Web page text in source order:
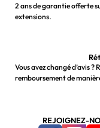
2 ans de garantie offerte
extensions.
Vous avez changé d’avis
remboursement de
REJOIGNEZ-